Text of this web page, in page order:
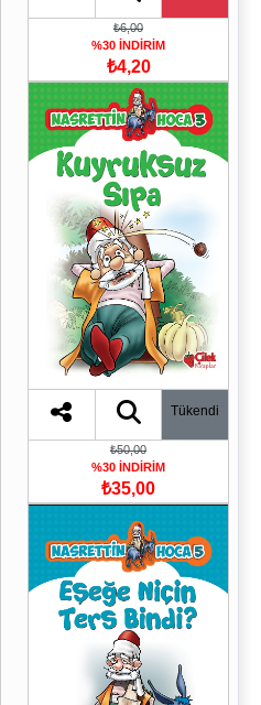
₺6,00
%30 İNDİRİM
₺4,20
Tükendi
₺50,00
%30 İNDİRİM
₺35,00